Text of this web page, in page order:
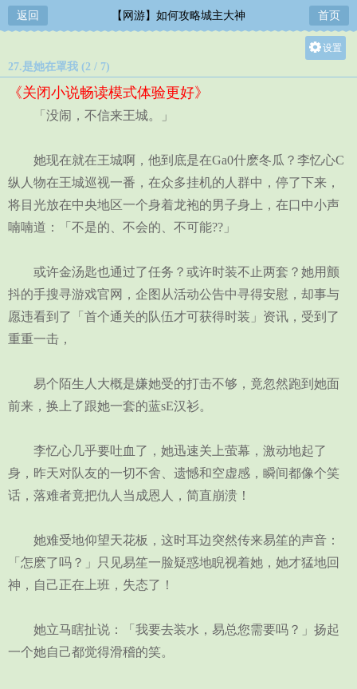
返回 【网游】如何攻略城主大神 首页
设置
27.是她在罩我 (2 / 7)
《关闭小说畅读模式体验更好》
「没闹，不信来王城。」
她现在就在王城啊，他到底是在Ga0什麽冬瓜？李忆心C
纵人物在王城巡视一番，在众多挂机的人群中，停了下来，
将目光放在中央地区一个身着龙袍的男子身上，在口中小声
喃喃道：「不是的、不会的、不可能??」
或许金汤匙也通过了任务？或许时装不止两套？她用颤
抖的手搜寻游戏官网，企图从活动公告中寻得安慰，却事与
愿违看到了「首个通关的队伍才可获得时装」资讯，受到了
重重一击，
易个陌生人大概是嫌她受的打击不够，竟忽然跑到她面
前来，换上了跟她一套的蓝sE汉衫。
李忆心几乎要吐血了，她迅速关上萤幕，激动地起了
身，昨天对队友的一切不舍、遗憾和空虚感，瞬间都像个笑
话，落难者竟把仇人当成恩人，简直崩溃！
她难受地仰望天花板，这时耳边突然传来易笙的声音：
「怎麽了吗？」只见易笙一脸疑惑地睨视着她，她才猛地回
神，自己正在上班，失态了！
她立马瞎扯说：「我要去装水，易总您需要吗？」扬起
一个她自己都觉得滑稽的笑。